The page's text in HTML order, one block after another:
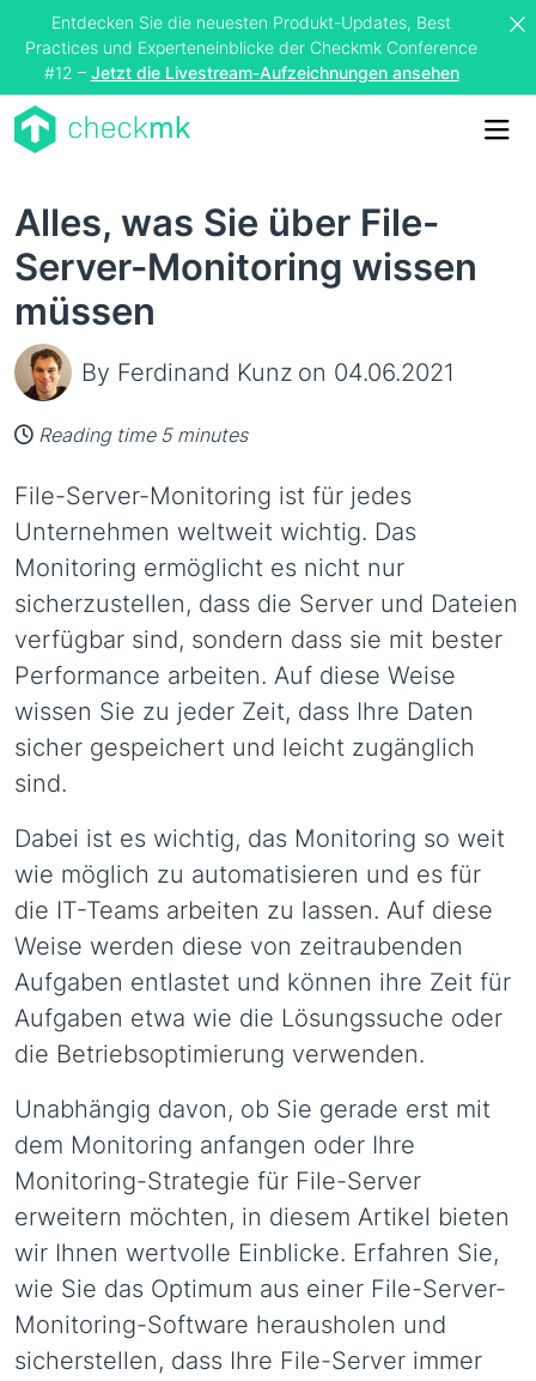
Entdecken Sie die neuesten Produkt-Updates, Best
Practices und Experteneinblicke der Checkmk Conference
#12 – Jetzt die Livestream-Aufzeichnungen ansehen
Alles, was Sie über File-
Server-Monitoring wissen
müssen
By Ferdinand Kunz on 04.06.2021
Reading time 5 minutes
File-Server-Monitoring ist für jedes
Unternehmen weltweit wichtig. Das
Monitoring ermöglicht es nicht nur
sicherzustellen, dass die Server und Dateien
verfügbar sind, sondern dass sie mit bester
Performance arbeiten. Auf diese Weise
wissen Sie zu jeder Zeit, dass Ihre Daten
sicher gespeichert und leicht zugänglich
sind.
Dabei ist es wichtig, das Monitoring so weit
wie möglich zu automatisieren und es für
die IT-Teams arbeiten zu lassen. Auf diese
Weise werden diese von zeitraubenden
Aufgaben entlastet und können ihre Zeit für
Aufgaben etwa wie die Lösungssuche oder
die Betriebsoptimierung verwenden.
Unabhängig davon, ob Sie gerade erst mit
dem Monitoring anfangen oder Ihre
Monitoring-Strategie für File-Server
erweitern möchten, in diesem Artikel bieten
wir Ihnen wertvolle Einblicke. Erfahren Sie,
wie Sie das Optimum aus einer File-Server-
Monitoring-Software herausholen und
sicherstellen, dass Ihre File-Server immer